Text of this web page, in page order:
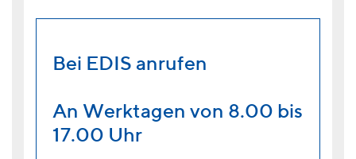
Bei EDIS anrufen
An Werktagen von 8.00 bis
17.00 Uhr